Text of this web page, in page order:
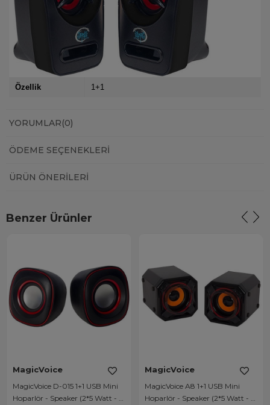
Özellik 1+1
YORUMLAR(0)
ÖDEME SEÇENEKLERI
ÜRÜN ÖNERILERI
Benzer Ürünler
MagicVoice
MagicVoice D-015 1+1 USB Mini
Hoparlör - Speaker (2*5 Watt - 4
MagicVoice
MagicVoice A8 1+1 USB Mini
Hoparlör - Speaker (2*5 Watt - 3